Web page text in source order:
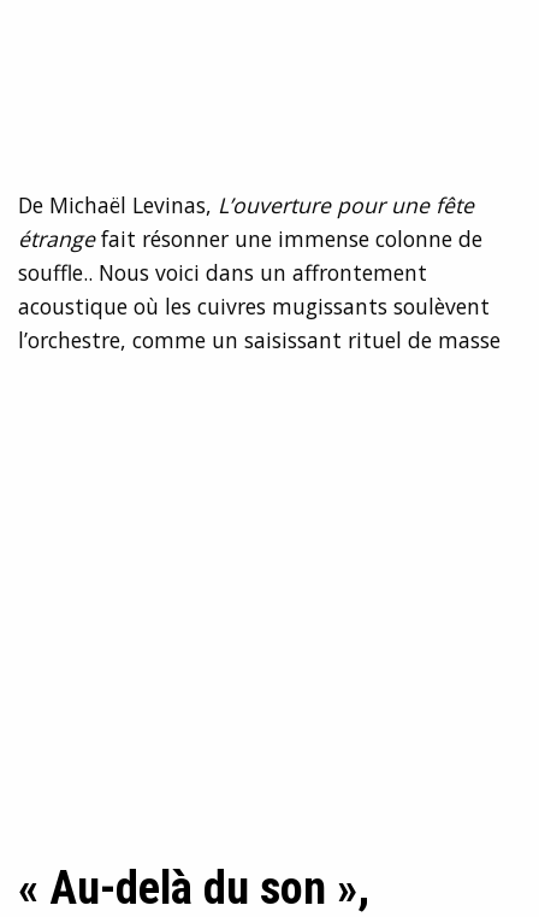
De Michaël Levinas, L’ouverture pour une fête
étrangefait résonner une immense colonne de
souffle.. Nous voici dans un affrontement
acoustique où les cuivres mugissants soulèvent
l’orchestre, comme un saisissant rituel de masse
« Au-delà du son »,